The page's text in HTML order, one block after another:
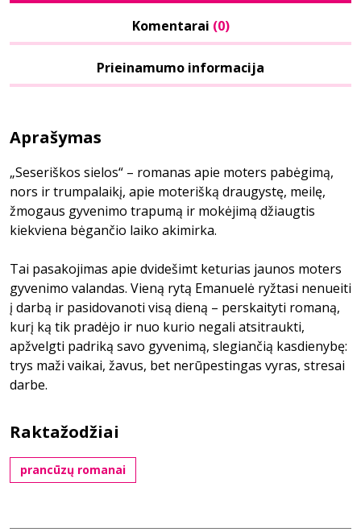
Komentarai (0)
Prieinamumo informacija
Aprašymas
„Seseriškos sielos“ – romanas apie moters pabėgimą,
nors ir trumpalaikį, apie moterišką draugystę, meilę,
žmogaus gyvenimo trapumą ir mokėjimą džiaugtis
kiekviena bėgančio laiko akimirka.
Tai pasakojimas apie dvidešimt keturias jaunos moters
gyvenimo valandas. Vieną rytą Emanuelė ryžtasi nenueiti
į darbą ir pasidovanoti visą dieną – perskaityti romaną,
kurį ką tik pradėjo ir nuo kurio negali atsitraukti,
apžvelgti padriką savo gyvenimą, slegiančią kasdienybę:
trys maži vaikai, žavus, bet nerūpestingas vyras, stresai
darbe.
Raktažodžiai
prancūzų romanai